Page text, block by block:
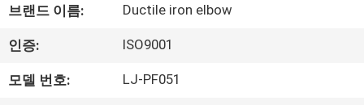
우
리
브랜드 이름: Ductile iron elbow
인증: ISO9001
모델 번호: LJ-PF051